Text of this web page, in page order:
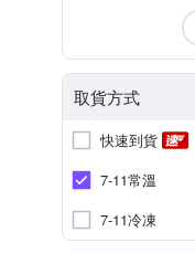
取貨方式
快速到貨
7-11常溫
7-11冷凍